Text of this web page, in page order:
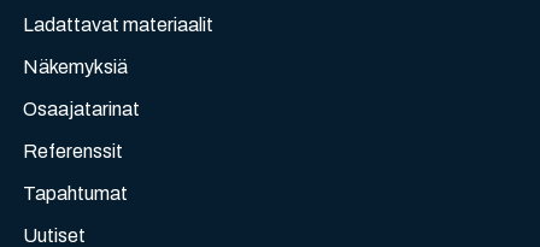
Ladattavat materiaalit
Näkemyksiä
Osaajatarinat
Referenssit
Tapahtumat
Uutiset